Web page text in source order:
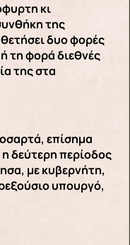
κι
της
δυο φορές
τη φορά διεθνές
της στα
επίσημα
δεύτερη περίοδος
με κυβερνήτη,
υπουργό,